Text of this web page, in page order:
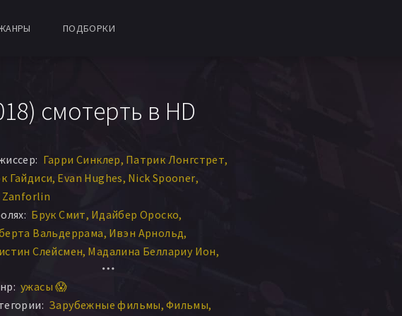
ПОДБОРКИ
смотерть в HD
Гарри Синклер Патрик Лонгстрет
Гайдиси Evan Hughes Nick Spooner
Zanforlin
Брук Смит Идайбер Ороско
Вальдеррама Ивэн Арнольд
Слейсмен Мадалина Беллариу Ион
Alexandra Octavia
Парри
ужасы 😱
Зарубежные фильмы Фильмы